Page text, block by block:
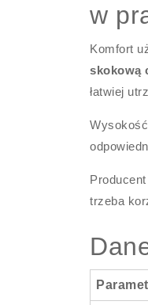
w
Komfort
skokową
łatwiej
trzeba